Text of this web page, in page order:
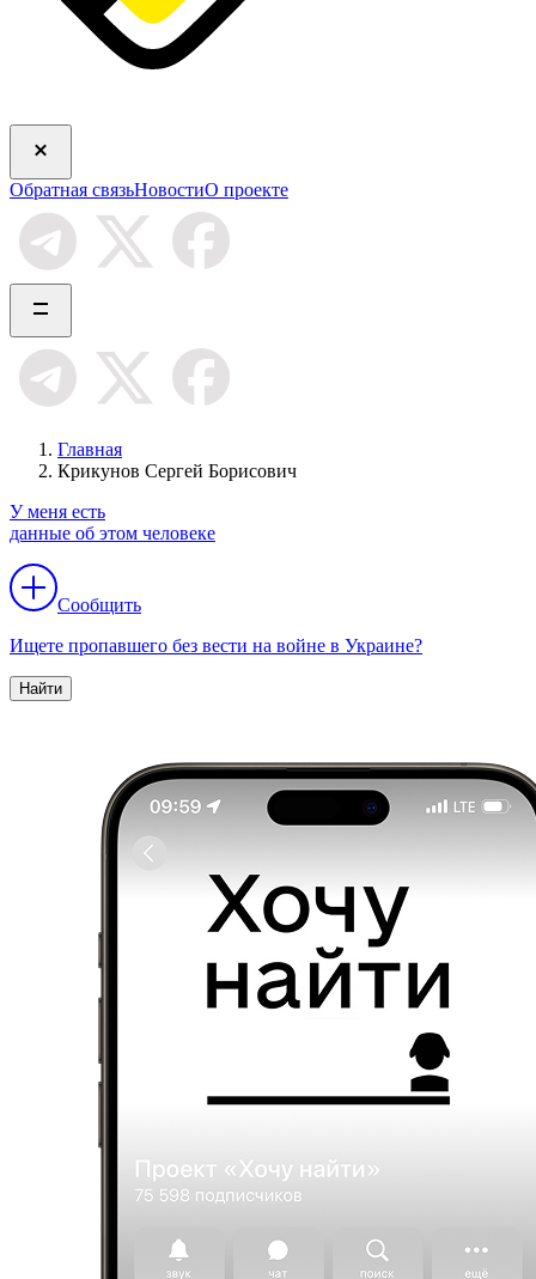
Обратная связьНовостиО проекте
Главная
Крикунов Сергей Борисович
У меня есть
данные об этом человеке
Сообщить
Ищете пропавшего без вести на войне в Украине?
Найти